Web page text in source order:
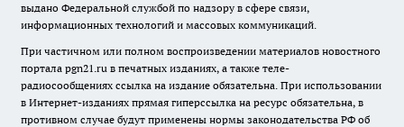
выдано Федеральной службой по надзору в сфере связи,
информационных технологий и массовых коммуникаций.
При частичном или полном воспроизведении материалов новостного
портала pgn21.ru в печатных изданиях, а также теле-
радиосообщениях ссылка на издание обязательна. При использовании
в Интернет-изданиях прямая гиперссылка на ресурс обязательна, в
противном случае будут применены нормы законодательства РФ об